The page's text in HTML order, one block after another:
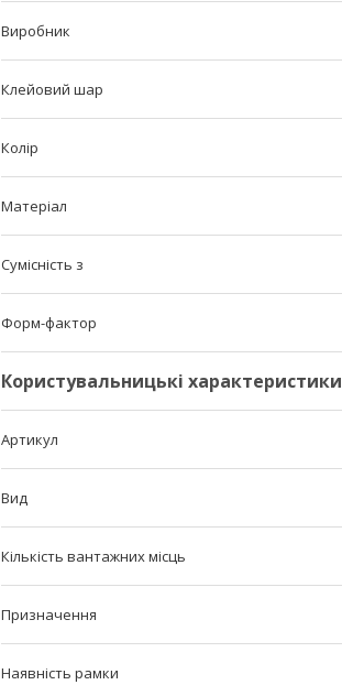
Виробник
Клейовий шар
Колір
Матеріал
Сумісність з
Форм-фактор
Користувальницькі характеристики
Артикул
Вид
Кількість вантажних місць
Призначення
Наявність рамки